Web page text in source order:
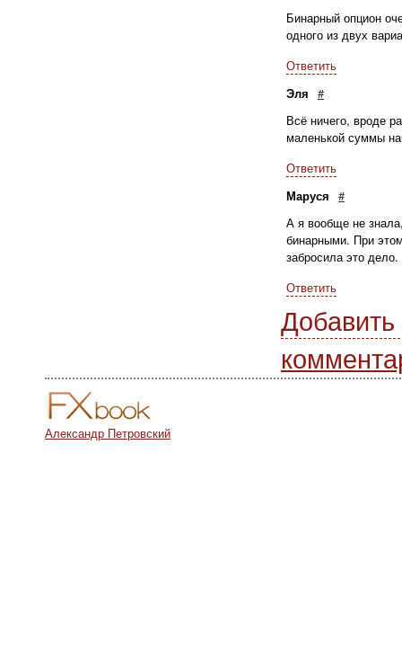
Бинарный опцион
одного из двух
Ответить
Эля #
Всё ничего, вроде
маленькой суммы
Ответить
Маруся #
А я вообще не
бинарными. При
забросила это
Ответить
Александр Петровский